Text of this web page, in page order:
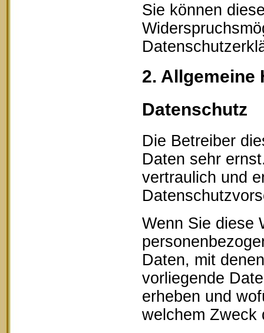
Sie können
2. Allgemeine
Datenschutz
Die Betreiber
Daten sehr
vertraulich und
Wenn Sie diese
Daten, mit
vorliegende
erheben und
welchem Zweck